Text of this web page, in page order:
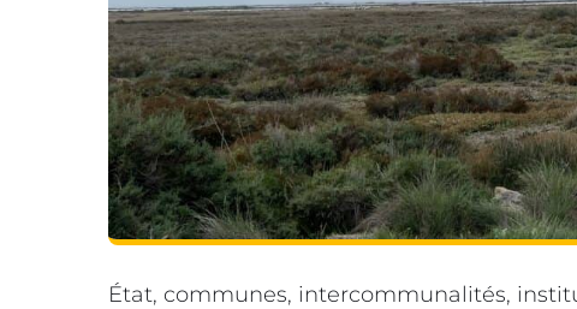
État, communes, intercommunalités,